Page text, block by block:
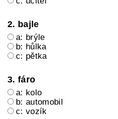
2. bajle
a: brýle
b: hůlka
c: pětka
3. fáro
a: kolo
b: automobil
c: vozík